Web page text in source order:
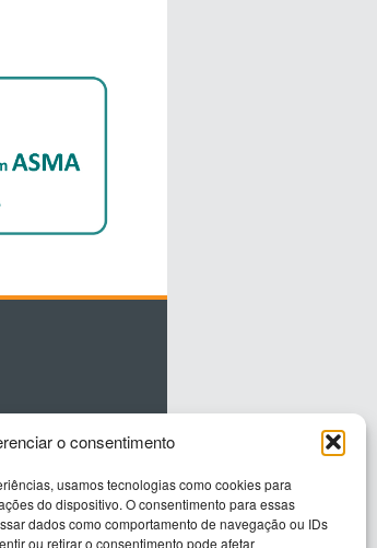
o consentimento
usamos tecnologias como cookies para
do dispositivo. O consentimento para essas
dados como comportamento de navegação ou IDs
ou retirar o consentimento pode afetar